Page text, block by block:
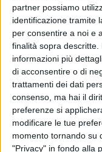
partner possiamo
identificazione tramite
per consentire a noi e
finalità sopra
informazioni più
di acconsentire o di
trattamenti dei dati
consenso, ma hai il
preferenze si
modificare le tue
momento tornando su
"Privacy" in fondo alla